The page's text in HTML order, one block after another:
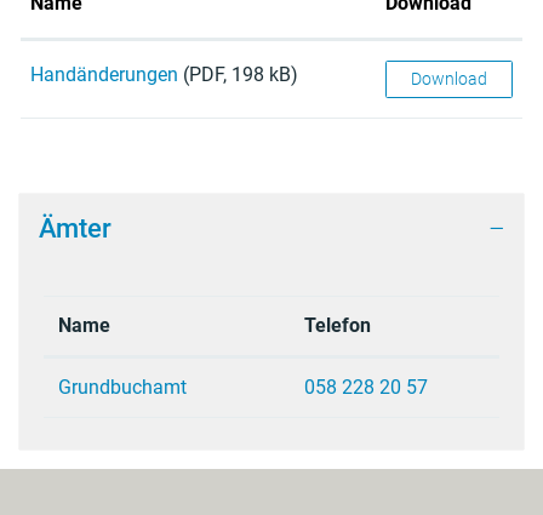
Handänderungen (PDF, 198 kB) Download
Ämter
Name Telefon
Grundbuchamt 058 228 20 57